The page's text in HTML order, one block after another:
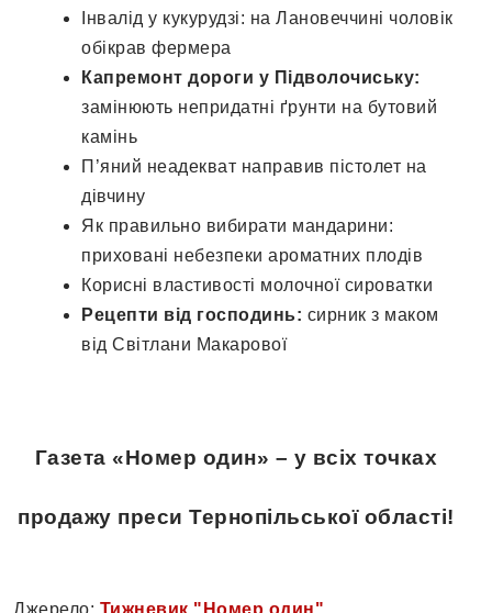
Інвалід у кукурудзі: на Лановеччині чоловік
обікрав фермера
Капремонт дороги у Підволочиську:
замінюють непридатні ґрунти на бутовий
камінь
П’яний неадекват направив пістолет на
дівчину
Як правильно вибирати мандарини:
приховані небезпеки ароматних плодів
Корисні властивості молочної сироватки
Рецепти від господинь: сирник з маком
від Світлани Макарової
Газета «Номер один» – у всіх точках
продажу преси Тернопільської області!